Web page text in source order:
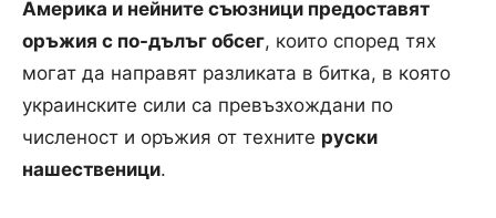
Америка и нейните съюзници предоставят
оръжия с по-дълъг обсег, които според тях
могат да направят разликата в битка, в която
украинските сили са превъзхождани по
численост и оръжия от техните руски
нашественици.